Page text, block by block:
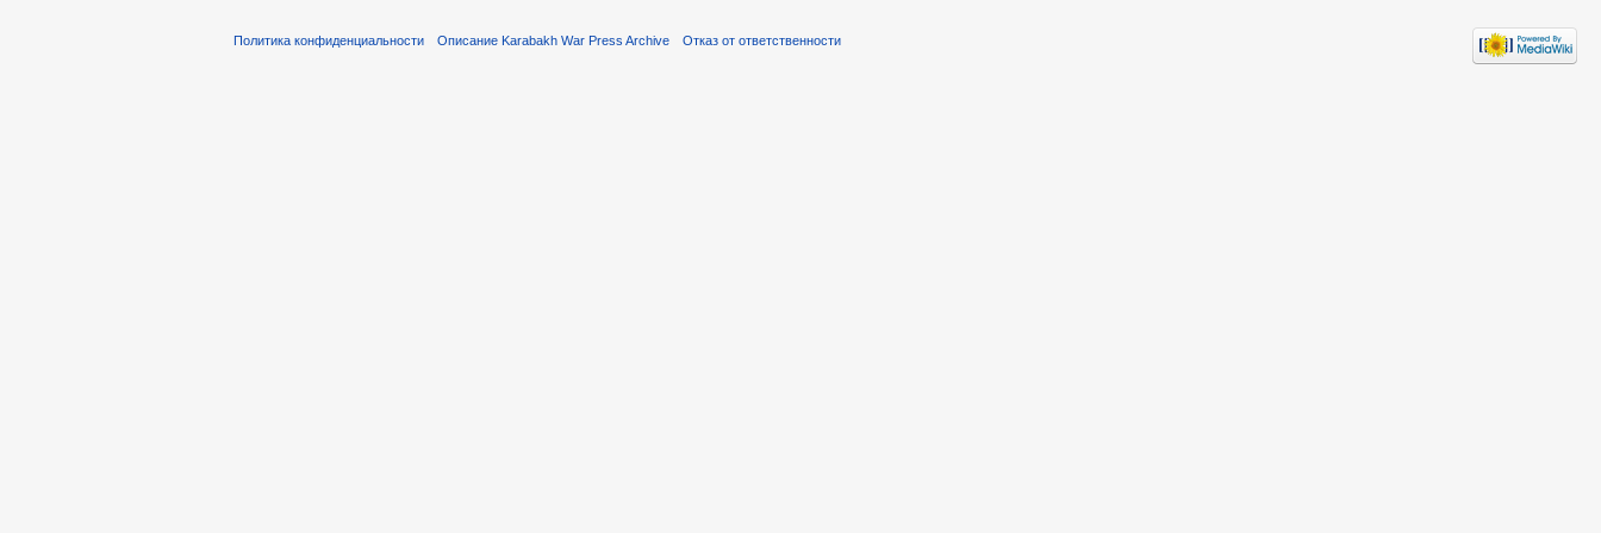
Политика конфиденциальности Описание Karabakh War Press Archive Отказ от ответственности